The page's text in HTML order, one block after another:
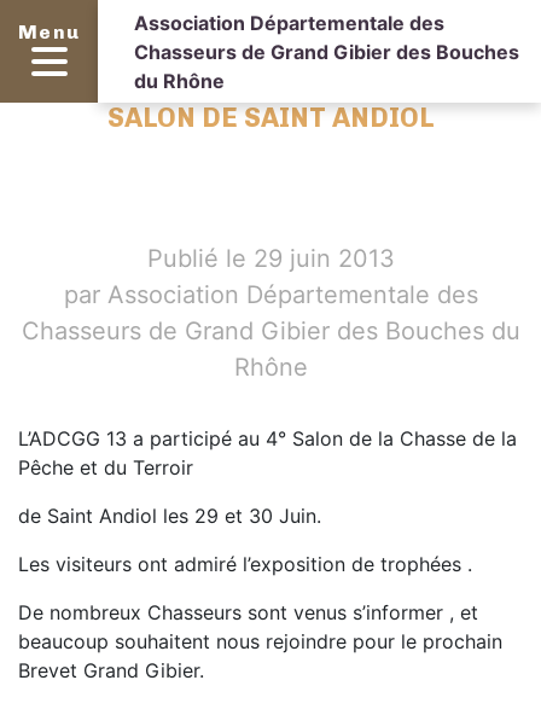
Menu
Association Départementale des
Chasseurs de Grand Gibier des Bouches
du Rhône
SALON DE SAINT ANDIOL
Publié le 29 juin 2013
par Association Départementale des
Chasseurs de Grand Gibier des Bouches du
Rhône
L’ADCGG 13 a participé au 4° Salon de la Chasse de la
Pêche et du Terroir
de Saint Andiol les 29 et 30 Juin.
Les visiteurs ont admiré l’exposition de trophées .
De nombreux Chasseurs sont venus s’informer , et
beaucoup souhaitent nous rejoindre pour le prochain
Brevet Grand Gibier.